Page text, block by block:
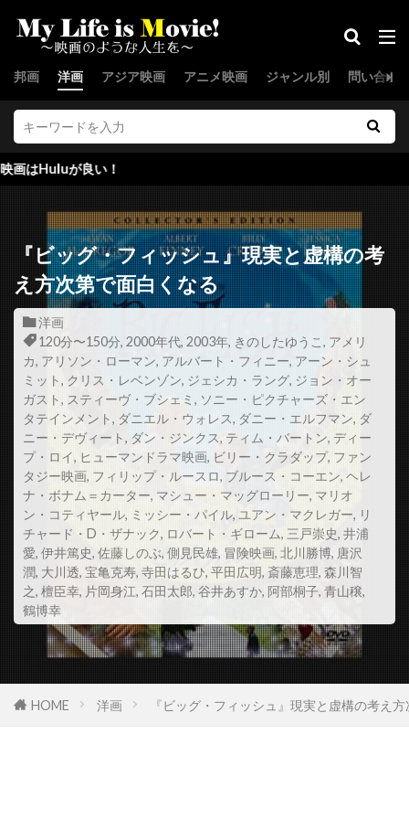
邦画 洋画 アジア映画 アニメ映画 ジャンル別 問い合わ
ジョー・スピネル
ジョー・セネカ
ジョー・ターケル
ジョー・パントリアーノ
ジョー・ピトカ
ジョー・フラハティ
ジョー・プロスペロ
ジョー・ペシ
ジョー・マンガニエロ
ジョー・ユーラ
ジョー・ランフト
ジョー・ロー・トルグリオ
ジリアン・ハンナ
ジル・バローニ
ジーナ・マッキー
スウェーデン
スカイダンス・プロダクションズ
スカンヤー・ウォンサターバット
スカーレット・ヨハンソン
スキップ・ウッズ
スキャットマン・クローザース
スクエア・ペグ
スコット・Z・バーンズ
スコット・アレクサンダー
スコット・グレン
スコット・コルク
スコット・シェパード
スコット・シルヴァー
スコット・ジョプリン
スコット・トーマス
スコット・ノイスタッター
スコット・バクラ
スコット・バドニック
スコット・リーヴス
スコット・ルーディン
スサンネ・ビア
スサンネ・リンマン
い！
『ビッグ・フィッシュ』現実と虚構の考
え方次第で面白くなる
洋画
120分〜150分, 2000年代, 2003年, きのしたゆうこ , アメリ
カ, アリソン・ローマン, アルバート・フィニー, アーン・シュ
ミット, クリス・レベンゾン, ジェシカ・ラング, ジョン・オー
ガスト, スティーヴ・ブシェミ , ソニー・ピクチャーズ・エン
タテインメント, ダニエル・ウォレス, ダニー・エルフマン, ダ
ニー・デヴィート, ダン・ジンクス, ティム・バートン, ディー
プ・ロイ, ヒューマンドラマ映画, ビリー・クラダップ, ファン
タジー映画, フィリップ・ルースロ, ブルース・コーエン, ヘレ
ナ・ボナム＝カーター, マシュー・マッグローリー, マリオ
ン・コティヤール, ミッシー・パイル, ユアン・マクレガー, リ
チャード・D・ザナック, ロバート・ギローム, 三戸崇史, 井浦
愛, 伊井篤史, 佐藤しのぶ, 側見民雄, 冒険映画, 北川勝博, 唐沢
潤, 大川透, 宝亀克寿, 寺田はるひ, 平田広明, 斎藤恵理, 森川智
之, 檀臣幸, 片岡身江, 石田太郎, 谷井あすか, 阿部桐子, 青山穣,
鶴博幸
HOME 洋画 『ビッグ・フィッシュ』現実と虚構の考え